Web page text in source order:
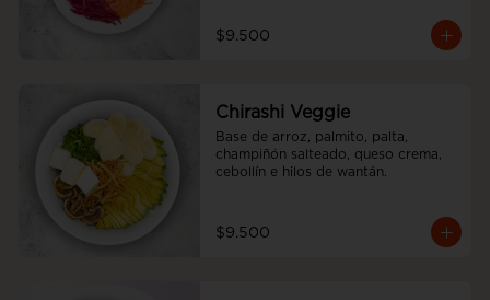
$9.500
Chirashi Veggie
Base de arroz, palmito, palta,
champiñón salteado, queso crema,
cebollín e hilos de wantán.
$9.500